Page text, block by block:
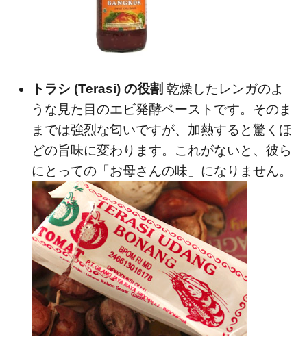
トラシ (Terasi) の役割 乾燥したレンガのよ
うな見た目のエビ発酵ペーストです。そのま
までは強烈な匂いですが、加熱すると驚くほ
どの旨味に変わります。これがないと、彼ら
にとっての「お母さんの味」になりません。